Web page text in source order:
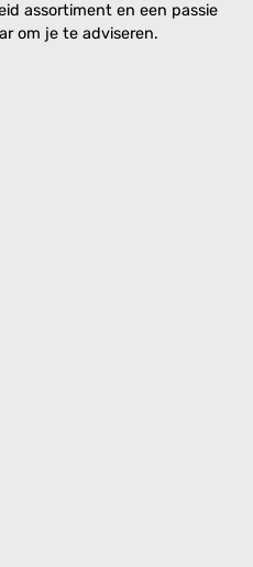
assortiment en een passie
om je te adviseren.